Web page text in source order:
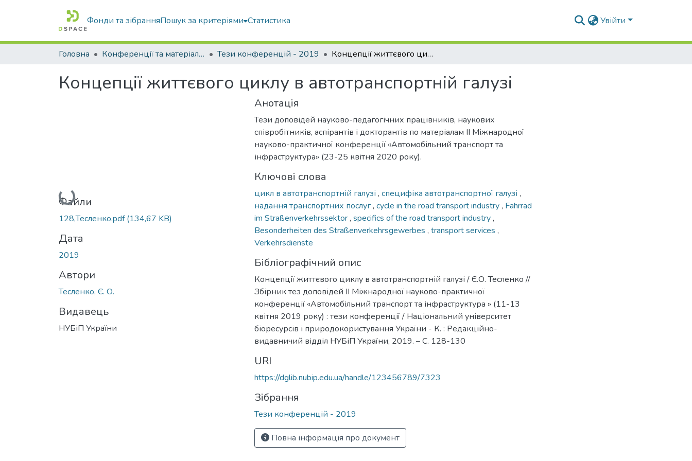
Фонди та зібранняПошук за критеріями Статистика Увійти
Головна Конференції та матеріали конференцій Тези конференцій - 2019 Концепції життєвого циклу в автотранспортній галузі
Концепції життєвого циклу в автотранспортній галузі
Вантажиться...
Файли
128,Тесленко.pdf(134,67 KB)
Дата
2019
Автори
Тесленко, Є. О.
Видавець
НУБіП України
Анотація
Тези доповідей науково-педагогічних працівників, наукових
співробітників, аспірантів і докторантів по матеріалам ІІ Міжнародної
науково-практичної конференції «Автомобільний транспорт та
інфраструктура» (23-25 квітня 2020 року).
Ключові слова
цикл в автотранспортній галузі , специфіка автотранспортної галузі ,
надання транспортних послуг, cycle in the road transport industry, Fahrrad
im Straßenverkehrssektor, specifics of the road transport industry,
Besonderheiten des Straßenverkehrsgewerbes , transport services ,
Verkehrsdienste
Бібліографічний опис
Концепції життєвого циклу в автотранспортній галузі / Є.О. Тесленко //
Збірник тез доповідей ІІ Міжнародної науково-практичної
конференції «Автомобільний транспорт та інфраструктура » (11-13
квітня 2019 року) : тези конференції / Національний університет
біоресурсів і природокористування України - К. : Редакційно-
видавничий відділ НУБіП України, 2019. – C. 128-130
URI
https://dglib.nubip.edu.ua/handle/123456789/7323
Зібрання
Тези конференцій - 2019
Повна інформація про документ